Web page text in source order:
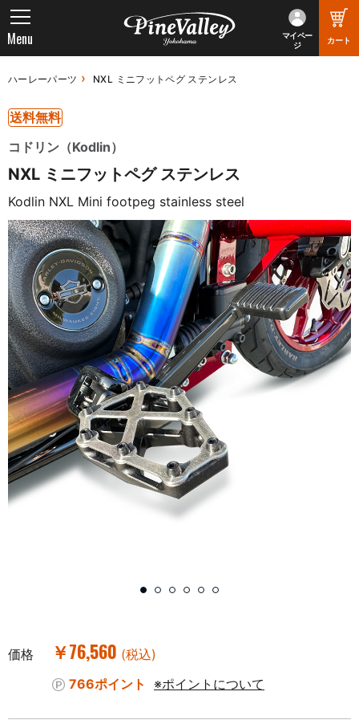
マイペー
ジ
カート
Menu
ハーレーパーツ NXL ミニフットペグ ステンレス
送料無料
コドリン（Kodlin）
NXL ミニフットペグ ステンレス
Kodlin NXL Mini footpeg stainless steel
価格 ￥76,560 (税込)
766ポイント
※ポイントについて